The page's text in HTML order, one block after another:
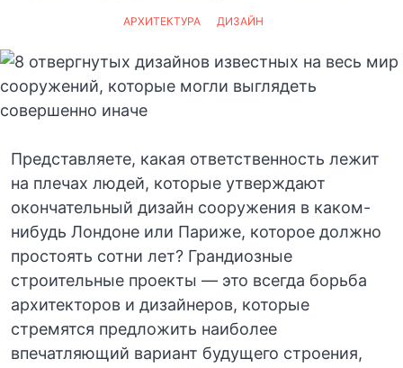
АРХИТЕКТУРА ДИЗАЙН
Представляете, какая ответственность лежит
на плечах людей, которые утверждают
окончательный дизайн сооружения в каком-
нибудь Лондоне или Париже, которое должно
простоять сотни лет? Грандиозные
строительные проекты — это всегда борьба
архитекторов и дизайнеров, которые
стремятся предложить наиболее
впечатляющий вариант будущего строения,